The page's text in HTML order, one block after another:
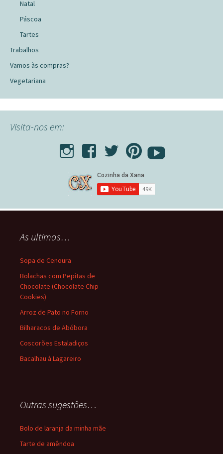
Natal
Páscoa
Tartes
Trabalhos
Vamos às compras?
Vegetariana
Visita-nos em:
As ultimas…
Sopa de Cenoura
Bolachas com Pepitas de
Chocolate (Chocolate Chip
Cookies)
Arroz de Pato no Forno
Bilharacos de Abóbora
Coscorões Estaladiços
Bacalhau à Lagareiro
Outras sugestôes…
Bolo de laranja da minha mãe
Tarte de amêndoa